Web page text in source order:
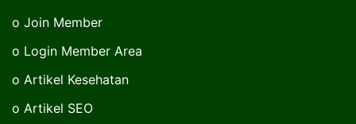
o Join Member
o Login Member Area
o Artikel Kesehatan
o Artikel SEO